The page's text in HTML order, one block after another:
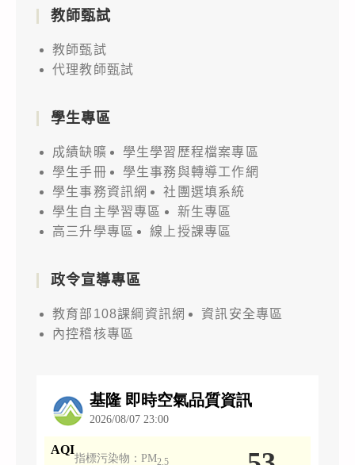
教師甄試
教師甄試
代理教師甄試
學生專區
成績缺曠
學生學習歷程檔案專區
學生手冊
學生事務與轉導工作網
學生事務資訊網
社團選填系統
學生自主學習專區
新生專區
高三升學專區
線上授課專區
政令宣導專區
教育部108課綱資訊網
資訊安全專區
內控稽核專區